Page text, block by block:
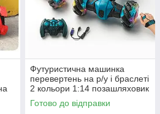
Футуристична машинка
перевертень на р/у і браслеті
2 кольори 1:14 позашляховик
іграшка з трюками світло
музика
Готово до відправки